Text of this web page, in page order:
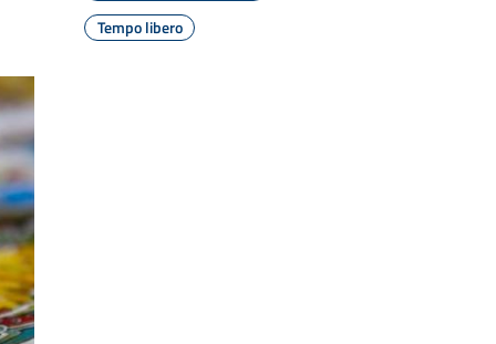
Tempo libero